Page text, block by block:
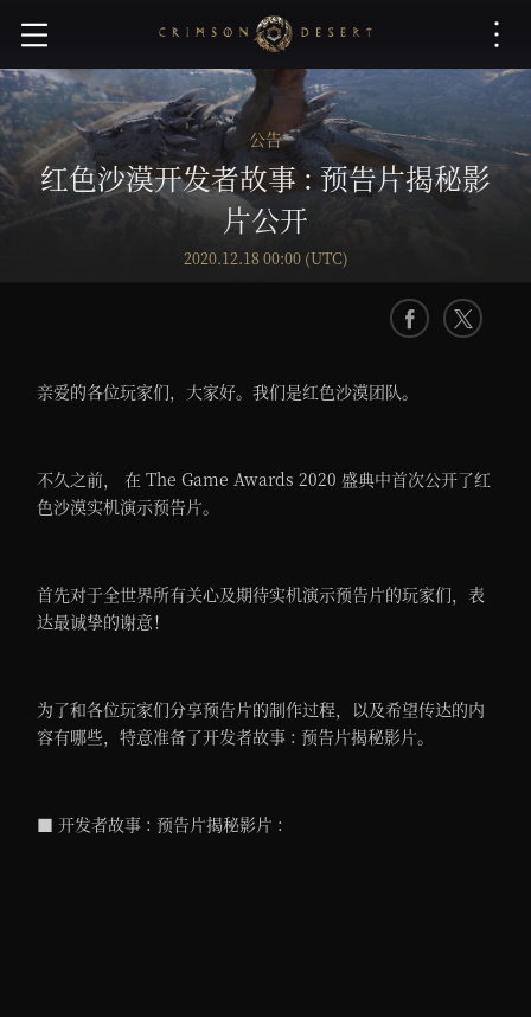
红
沙
漠
公告
红色沙漠开发者故事 : 预告片揭秘影
片公开
2020.12.18 00:00 (UTC)
F
o
o
X
亲爱的各位玩家们，大家好。我们是红色沙漠团队。
不久之前， 在 The Game Awards 2020 盛典中首次公开了红
色沙漠实机演示预告片。
首先对于全世界所有关心及期待实机演示预告片的玩家们，表
达最诚挚的谢意！
为了和各位玩家们分享预告片的制作过程，以及希望传达的内
容有哪些，特意准备了开发者故事 : 预告片揭秘影片。
■ 开发者故事 : 预告片揭秘影片 :